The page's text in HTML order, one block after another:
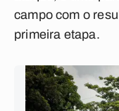
campo com o
primeira etapa.